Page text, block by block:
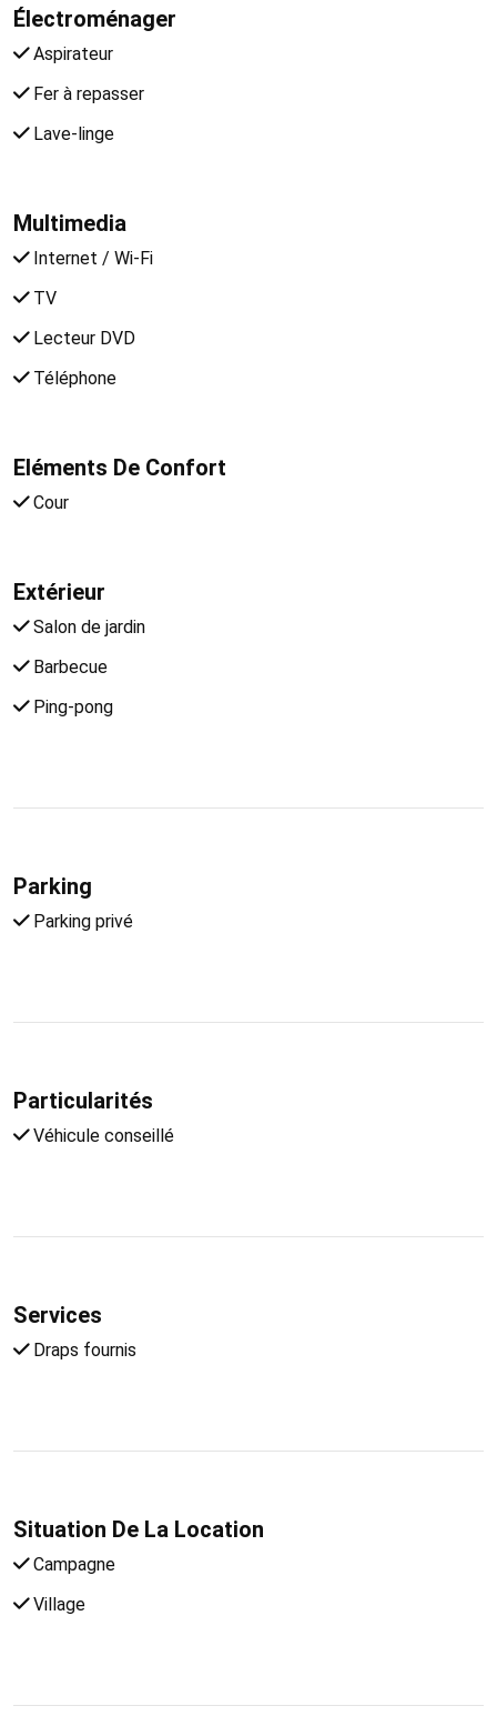
Électroménager
Aspirateur
Fer à repasser
Lave-linge
Multimedia
Internet / Wi-Fi
TV
Lecteur DVD
Téléphone
Eléments De Confort
Cour
Extérieur
Salon de jardin
Barbecue
Ping-pong
Parking
Parking privé
Particularités
Véhicule conseillé
Services
Draps fournis
Situation De La Location
Campagne
Village